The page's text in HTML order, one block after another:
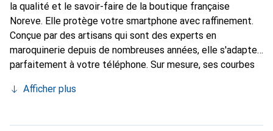
la qualité et le savoir-faire de la boutique française
Noreve. Elle protège votre smartphone avec raffinement.
Conçue par des artisans qui sont des experts en
maroquinerie depuis de nombreuses années, elle s'adapte
parfaitement à votre téléphone. Sur mesure, ses courbes
devient l'accessoire chic et indispensable de votre
produits de haute qualité, la marque Noreve est un choix
Afficher plus